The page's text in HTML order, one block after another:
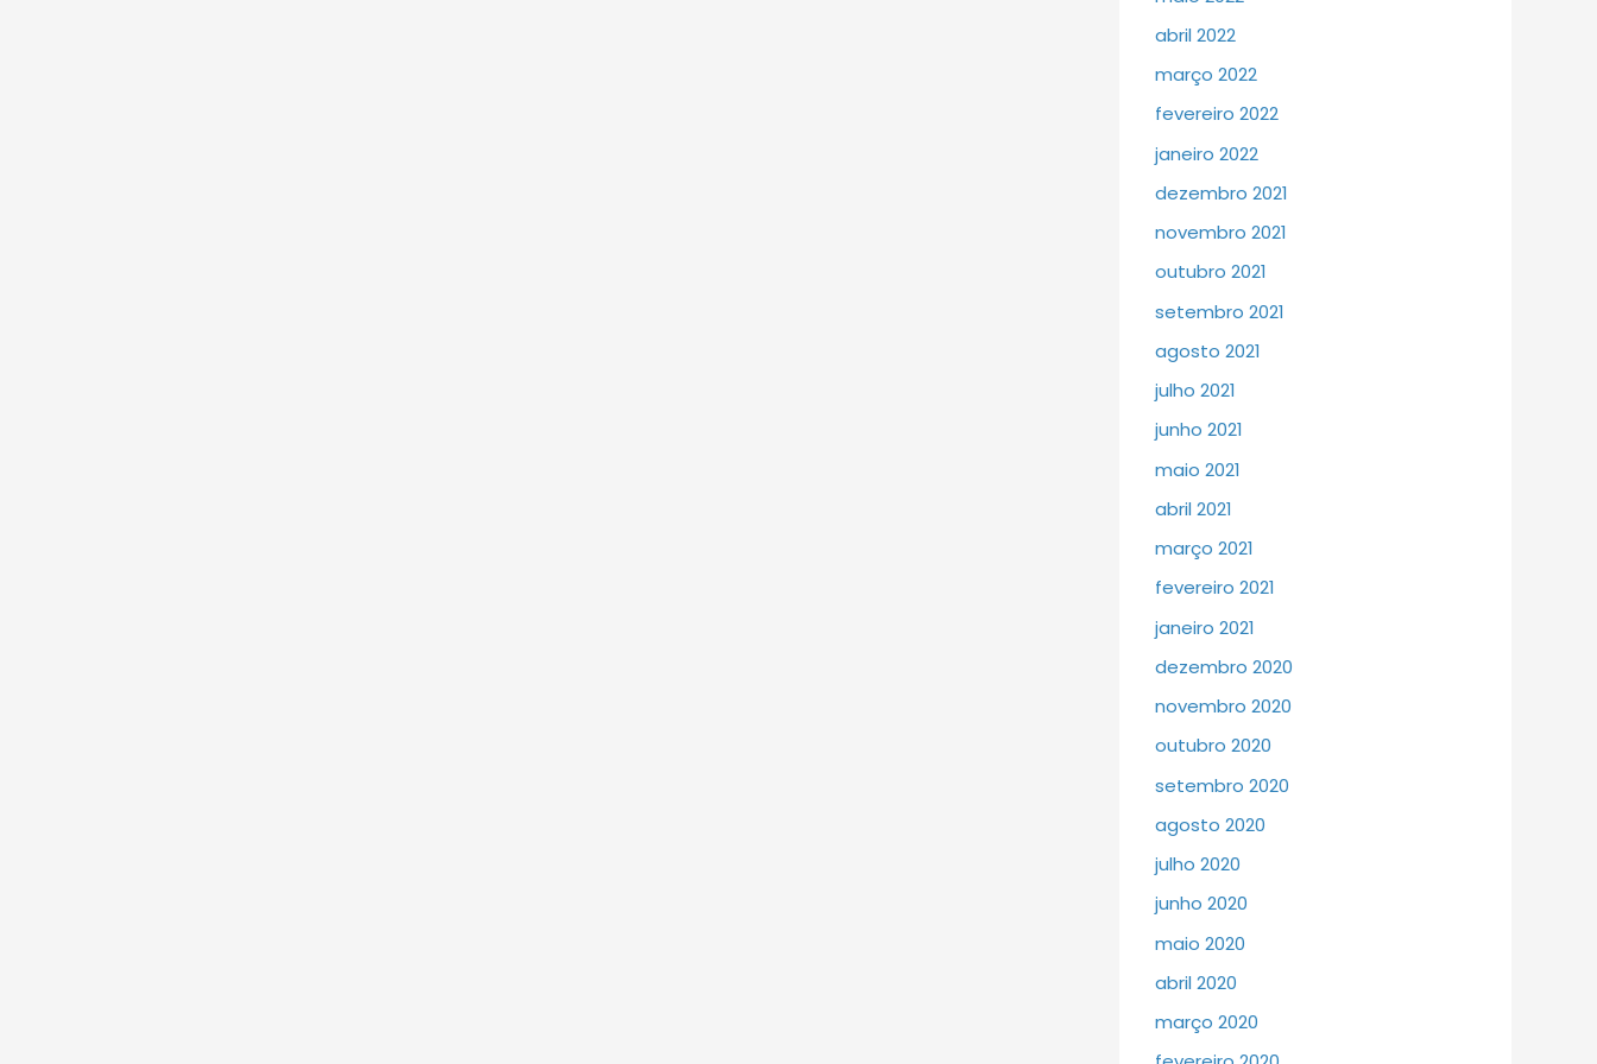
abril 2022
março 2022
fevereiro 2022
janeiro 2022
dezembro 2021
novembro 2021
outubro 2021
setembro 2021
agosto 2021
julho 2021
junho 2021
maio 2021
abril 2021
março 2021
fevereiro 2021
janeiro 2021
dezembro 2020
novembro 2020
outubro 2020
setembro 2020
agosto 2020
julho 2020
junho 2020
maio 2020
abril 2020
março 2020